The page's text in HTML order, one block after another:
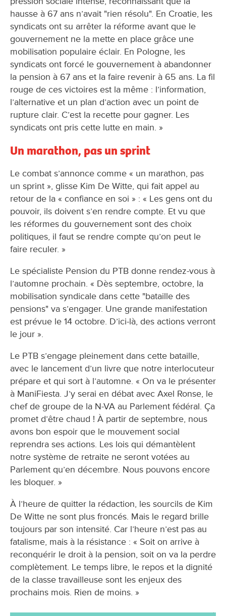
hausse à 67 ans n’avait "rien résolu". En Croatie, les
syndicats ont su arrêter la réforme avant que le
gouvernement ne la mette en place grâce une
mobilisation populaire éclair. En Pologne, les
syndicats ont forcé le gouvernement à abandonner
la pension à 67 ans et la faire revenir à 65 ans. La fil
rouge de ces victoires est la même : l’information,
l’alternative et un plan d’action avec un point de
rupture clair. C’est la recette pour gagner. Les
syndicats ont pris cette lutte en main. »
Un marathon, pas un sprint
Le combat s’annonce comme « un marathon, pas
un sprint », glisse Kim De Witte, qui fait appel au
retour de la « confiance en soi » : « Les gens ont du
pouvoir, ils doivent s’en rendre compte. Et vu que
les réformes du gouvernement sont des choix
politiques, il faut se rendre compte qu’on peut le
faire reculer. »
Le spécialiste Pension du PTB donne rendez-vous à
l’automne prochain. « Dès septembre, octobre, la
mobilisation syndicale dans cette "bataille des
pensions" va s’engager. Une grande manifestation
est prévue le 14 octobre. D’ici-là, des actions verront
le jour ».
Le PTB s’engage pleinement dans cette bataille,
avec le lancement d’un livre que notre interlocuteur
prépare et qui sort à l’automne. « On va le présenter
à ManiFiesta. J’y serai en débat avec Axel Ronse, le
chef de groupe de la N-VA au Parlement fédéral. Ça
promet d’être chaud ! À partir de septembre, nous
avons bon espoir que le mouvement social
reprendra ses actions. Les lois qui démantèlent
notre système de retraite ne seront votées au
Parlement qu’en décembre. Nous pouvons encore
les bloquer. »
À l’heure de quitter la rédaction, les sourcils de Kim
De Witte ne sont plus froncés. Mais le regard brille
toujours par son intensité. Car l’heure n’est pas au
fatalisme, mais à la résistance : « Soit on arrive à
reconquérir le droit à la pension, soit on va la perdre
complètement. Le temps libre, le repos et la dignité
de la classe travailleuse sont les enjeux des
prochains mois. Rien de moins. »